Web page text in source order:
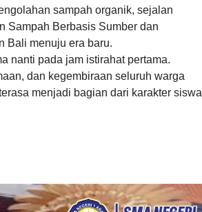
sampah organik, sejalan
Sampah Berbasis Sumber dan
Bali menuju era baru.
nanti pada jam istirahat pertama.
dan kegembiraan seluruh warga
menjadi bagian dari karakter siswa